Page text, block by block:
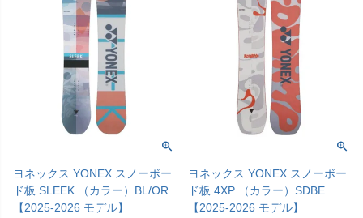
ヨネックス YONEX スノーボー
ド板 SLEEK （カラー）BL/OR
【2025-2026 モデル】
ヨネックス YONEX スノーボー
ド板 4XP （カラー）SDBE
【2025-2026 モデル】